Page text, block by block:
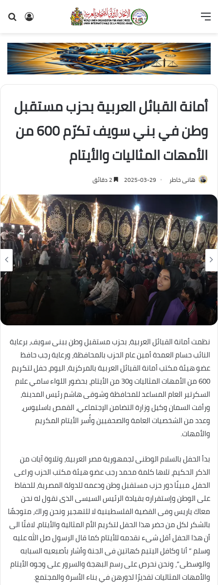
تسجيل
القائمة
أمانة القبائل العربية بحزب مستقبل
وطن في بني سويف تكرّم 600 من
الأمهات المثاليات والأيتام
هانى خاطر 2025-03-29
نظمت أمانة القبائل العربية، بحزب مستقبل وطن ببنى سويف، برعاية
النائب حسام العمدة أمين عام الحزب بالمحافظة، ورعاية رجب حافظ
عضو هيئة مكتب أمانة القبائل العربية بالمركزية، اليوم، حفل لتكريم
600 من الأمهات المثاليات و30 من الأيتام، بحضور اللواء سامي علام
السكرتير العام المساعد للمحافظة وشوقى هاشم رئيس المدينة،
ورأفت السمان وكيل وزارة التضامن الإجتماعي، القمص باسليوس،
وعدد من الشخصيات العامة والصحفيين وأُسر الأيتام المكريم
والأمهات.
بدأ الحفل بالسلام الوطنى لجمهورية مصر العربية، وتلاوة آيات من
الذكر الحكيم، تلاها كلمة محمد رجب عضو هيئة مكتب الحزب وراعى
الحفل، مبينًا دور حزب مستقبل وطن ودعمه للدولة المصرية، للحفاظ
على الوطن وإستقراره بقيادة الرئيس السيسى الذى نقول له نحن
معاك ياريس وفى القضية الفلسطينية لا للتهجير ونحن وراك، متوجهًا
بالشكر لكل من حضر هذا الحفل لتكريم الأم المثالية والأيتام، لافتًا الى
أن هذا الحفل أقل شىء نقدمه للأيتام كما قال الرسول صل الله عليه
وسلم ” أنا وكافل اليتيم كهاتين فى الجنة وأشار بأصبعيه السبابه
والوسطى”، ونحن نحرص على رسم البهجة والسرور على وجوه الأيتام
والأمهات المثاليات تقديرًا لدورهن في بناء الأسرة والمجتمع.